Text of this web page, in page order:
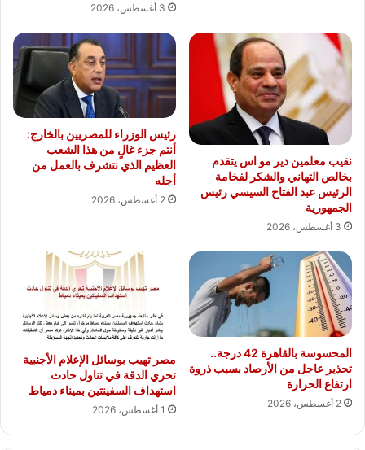
3 أغسطس، 2026
نقيب معلمين دير مو اس يتقدم
بخالص التهاني والشكر لفخامة
الرئيس عبد الفتاح السيسي رئيس
الجمهورية
3 أغسطس، 2026
رئيس الوزراء للمصريين بالخارج:
أنتم جزء غالٍ من هذا الشعب
العظيم الذي نتشرف بالعمل من
أجله
2 أغسطس، 2026
المحسوسة بالقاهرة 42 درجة..
تحذير عاجل من الأرصاد بسبب ذروة
ارتفاع الحرارة
2 أغسطس، 2026
مصر تهيب بوسائل الإعلام الأجنبية
تحري الدقة في تناول حادث
استهداف السفينتين بميناء دمياط
1 أغسطس، 2026